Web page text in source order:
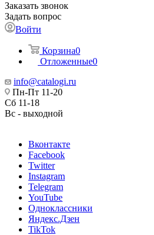
Заказать звонок
Задать вопрос
Войти
Корзина0
Отложенные0
info@catalogi.ru
Пн-Пт 11-20
Сб 11-18
Вс - выходной
Вконтакте
Facebook
Twitter
Instagram
Telegram
YouTube
Одноклассники
Яндекс.Дзен
TikTok